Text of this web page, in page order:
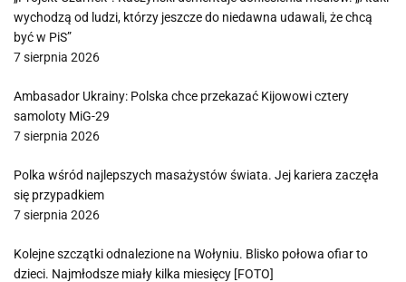
wychodzą od ludzi, którzy jeszcze do niedawna udawali, że chcą
być w PiS”
7 sierpnia 2026
Ambasador Ukrainy: Polska chce przekazać Kijowowi cztery
samoloty MiG-29
7 sierpnia 2026
Polka wśród najlepszych masażystów świata. Jej kariera zaczęła
się przypadkiem
7 sierpnia 2026
Kolejne szczątki odnalezione na Wołyniu. Blisko połowa ofiar to
dzieci. Najmłodsze miały kilka miesięcy [FOTO]